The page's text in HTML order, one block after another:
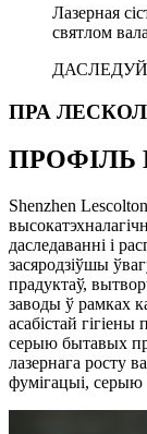
Лазерная
святлом
ПРА
ПРОФІЛЬ
Shenzhen
даследаванні і
засяродзіўшы
прадуктаў,
заводы ў рамках
асабістай
серыю бытавых
лазернага росту
фумігацыі, серыю